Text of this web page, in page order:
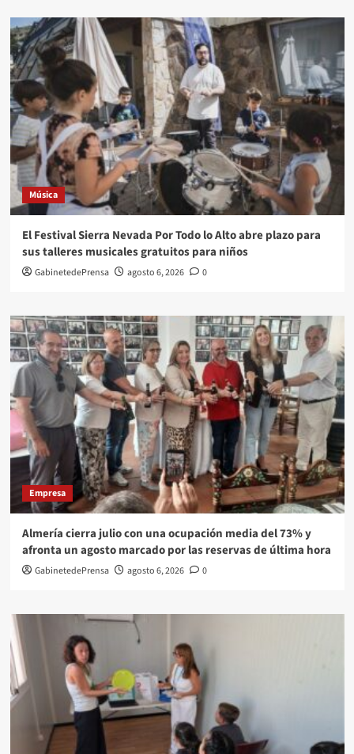
Música
El Festival Sierra Nevada Por Todo lo Alto abre plazo para
sus talleres musicales gratuitos para niños
GabinetedePrensa agosto 6, 2026 0
Empresa
Almería cierra julio con una ocupación media del 73% y
afronta un agosto marcado por las reservas de última hora
GabinetedePrensa agosto 6, 2026 0